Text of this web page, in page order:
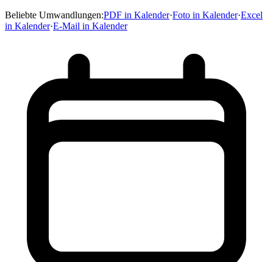
Beliebte Umwandlungen:PDF in Kalender·Foto in Kalender·Excel
in Kalender·E-Mail in Kalender